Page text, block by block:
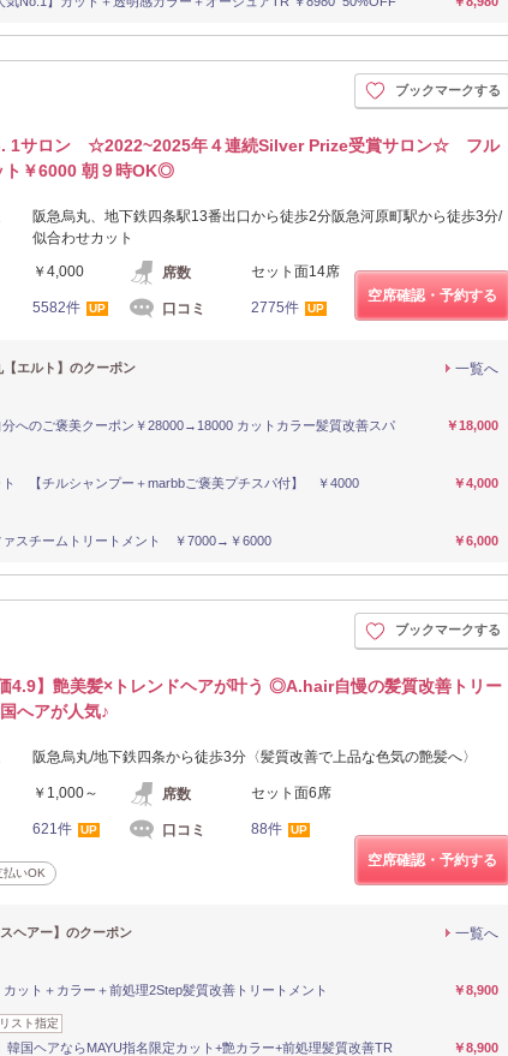
ブックマークする
1サロン ☆2022~2025年４連続Silver Prize受賞サロン☆ フル
ト￥6000 朝９時OK◎
阪急烏丸、地下鉄四条駅13番出口から徒歩2分阪急河原町駅から徒歩3分/
似合わせカット
￥4,000 席数 セット面14席
5582件 UP 口コミ 2775件 UP
空席確認・予約する
エルト】のクーポン 一覧へ
へのご褒美クーポン￥28000→18000 カットカラー髪質改善スパ ￥18,000
ト 【チルシャンプー＋marbbご褒美プチスパ付】 ￥4000 ￥4,000
ァスチームトリートメント ￥7000→￥6000 ￥6,000
ブックマークする
価4.9】艶美髪×トレンドヘアが叶う ◎A.hair自慢の髪質改善トリー
へアが人気♪
阪急烏丸/地下鉄四条から徒歩3分〈髪質改善で上品な色気の艶髪へ〉
￥1,000～ 席数 セット面6席
621件 UP 口コミ 88件 UP
払いOK
空席確認・予約する
ヘアー】のクーポン 一覧へ
カット＋カラー＋前処理2Step髪質改善トリートメント ￥8,900
スト指定
韓国ヘアならMAYU指名限定カット+艶カラー+前処理髪質改善TR ￥8,900